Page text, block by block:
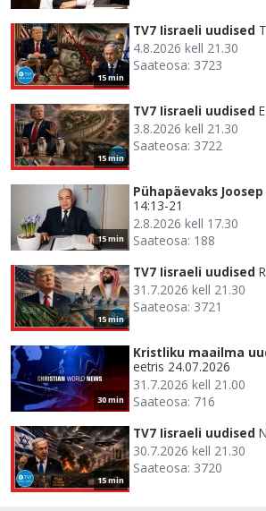
15 min
TV7 Iisraeli uudised
4.8.2026 kell 21.30
Saateosa: 3723
15 min
TV7 Iisraeli uudised
3.8.2026 kell 21.30
Saateosa: 3722
15 min
Pühapäevaks
14:13-21
2.8.2026 kell 17.30
Saateosa: 188
15 min
TV7 Iisraeli uudised
31.7.2026 kell 21.30
Saateosa: 3721
30 min
Kristliku maailma
eetris 24.07.2026
31.7.2026 kell 21.00
Saateosa: 716
15 min
TV7 Iisraeli uudised
30.7.2026 kell 21.30
Saateosa: 3720